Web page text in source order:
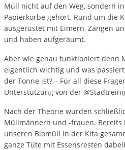
Müll nicht auf den Weg, sondern
Papierkörbe gehört. Rund um die
ausgerüstet mit Eimern, Zangen
und haben aufgeräumt.
Aber wie genau funktioniert denn
eigentlich wichtig und was
der Tonne ist? – Für all diese
Unterstützung von der
Nach der Theorie wurden
Müllmännern und -frauen. Bereits
unseren Biomüll in der Kita
ganze Tüte mit Essensresten